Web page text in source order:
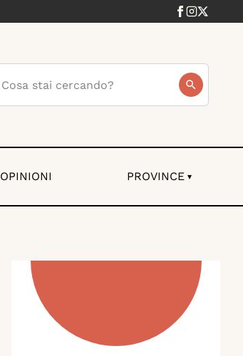
OPINIONI PROVINCE ▾